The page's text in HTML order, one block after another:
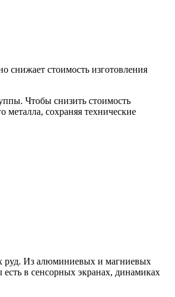
снижает стоимость изготовления
Чтобы снизить стоимость
металла, сохраняя технические
руд. Из алюминиевых и магниевых
в сенсорных экранах, динамиках